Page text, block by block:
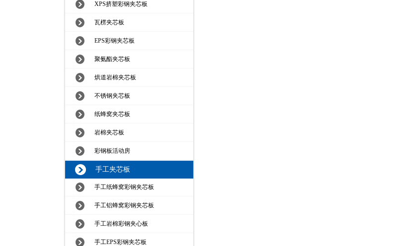
XPS挤塑彩钢夹芯板
瓦楞夹芯板
EPS彩钢夹芯板
聚氨酯夹芯板
烘道岩棉夹芯板
不锈钢夹芯板
纸蜂窝夹芯板
岩棉夹芯板
彩钢板活动房
手工夹芯板
手工纸蜂窝彩钢夹芯板
手工铝蜂窝彩钢夹芯板
手工岩棉彩钢夹心板
手工EPS彩钢夹芯板